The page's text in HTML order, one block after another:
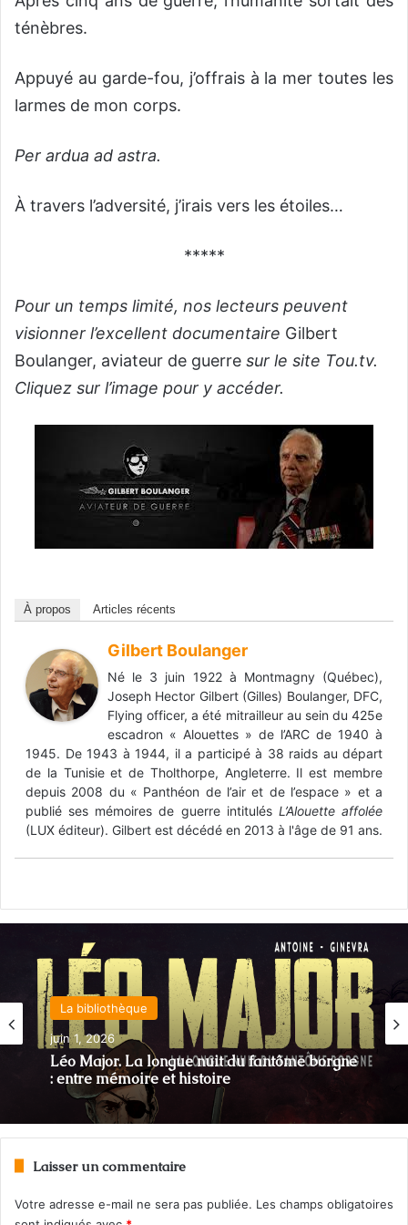
ténèbres.
Appuyé au garde-fou, j’offrais à la mer toutes les
larmes de mon corps.
Per ardua ad astra.
À travers l’adversité, j’irais vers les étoiles…
*****
Pour un temps limité, nos lecteurs peuvent
visionner l’excellent documentaire Gilbert
Boulanger, aviateur de guerre sur le site Tou.tv.
Cliquez sur l’image pour y accéder.
À propos Articles récents
Gilbert Boulanger
Né le 3 juin 1922 à Montmagny (Québec),
Joseph Hector Gilbert (Gilles) Boulanger, DFC,
Flying officer, a été mitrailleur au sein du 425e
escadron « Alouettes » de l’ARC de 1940 à
1945. De 1943 à 1944, il a participé à 38 raids au départ
de la Tunisie et de Tholthorpe, Angleterre. Il est membre
depuis 2008 du « Panthéon de l’air et de l’espace » et a
publié ses mémoires de guerre intitulés L’Alouette affolée
(LUX éditeur). Gilbert est décédé en 2013 à l'âge de 91 ans.
La bibliothèque
juin 1, 2026
Léo Major. La longue nuit du fantôme borgne
: entre mémoire et histoire
39-45 : Biographies et témoignages
novembre 24, 2025
Laisser un commentaire
Votre adresse e-mail ne sera pas publiée. Les champs obligatoires